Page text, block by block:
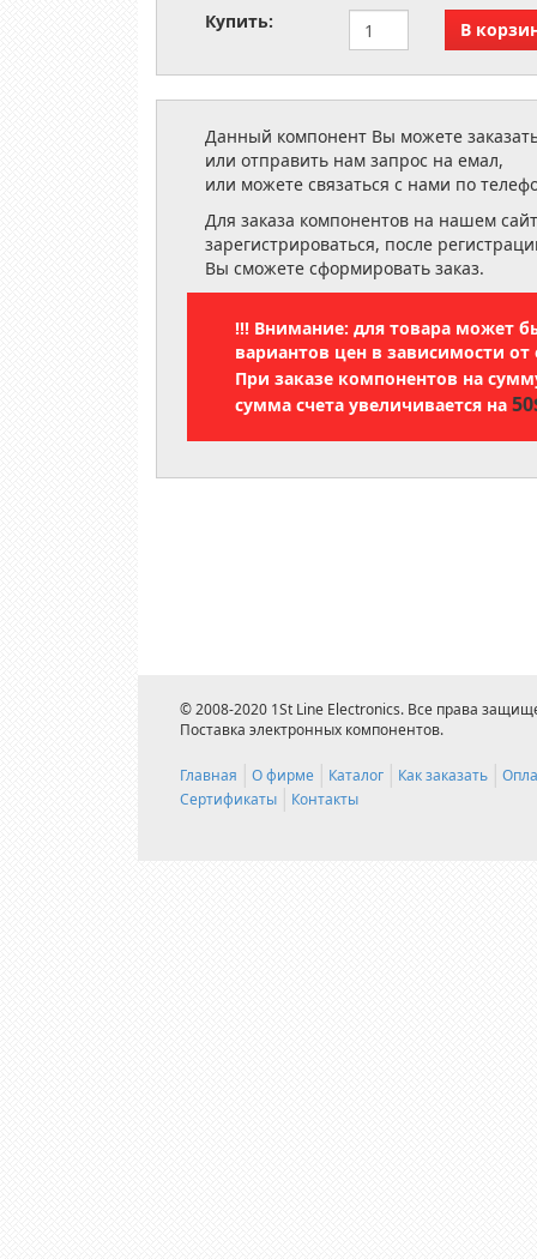
Купить:
Данный компонент Вы можете
или отправить нам запрос на емал,
или можете связаться с нами по
Для заказа компонентов на нашем
зарегистрироваться, после
Вы сможете сформировать заказ.
!!! Внимание: для товара может
вариантов цен в зависимости от
При заказе компонентов на
сумма счета увеличивается на
© 2008-2020 1St Line Electronics. Все права
Поставка электронных компонентов.
Главная О фирме Каталог Как заказать
Сертификаты
Контакты